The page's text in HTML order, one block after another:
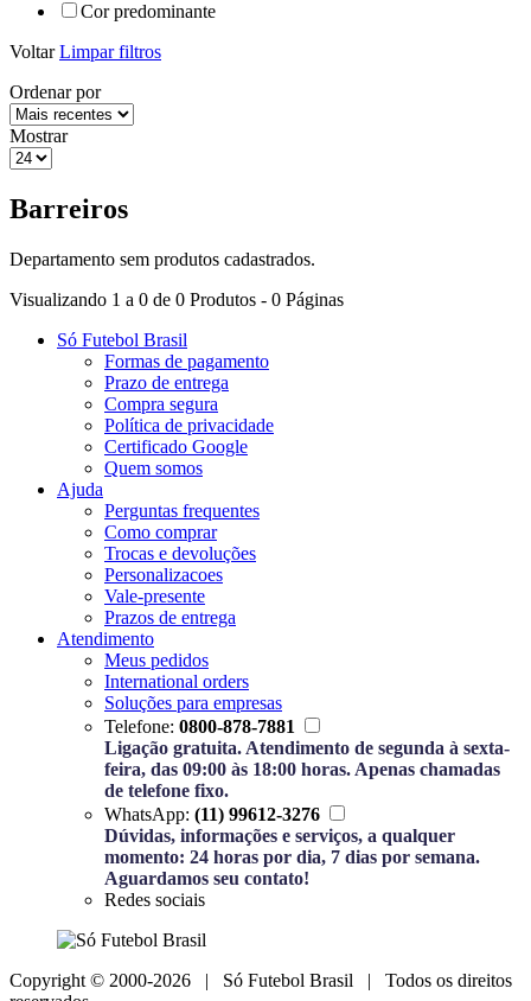
Cor predominante
Voltar Limpar filtros
Ordenar por
Mostrar
Barreiros
Departamento sem produtos cadastrados.
Visualizando 1 a 0 de 0 Produtos - 0 Páginas
Só Futebol Brasil
Formas de pagamento
Prazo de entrega
Compra segura
Política de privacidade
Certificado Google
Quem somos
Ajuda
Perguntas frequentes
Como comprar
Trocas e devoluções
Personalizacoes
Vale-presente
Prazos de entrega
Atendimento
Meus pedidos
International orders
Soluções para empresas
Telefone: 0800-878-7881
Ligação gratuita. Atendimento de segunda à sexta-
feira, das 09:00 às 18:00 horas. Apenas chamadas
de telefone fixo.
WhatsApp: (11) 99612-3276
Dúvidas, informações e serviços, a qualquer
momento: 24 horas por dia, 7 dias por semana.
Aguardamos seu contato!
Redes sociais
Copyright © 2000-2026 | Só Futebol Brasil | Todos os direitos